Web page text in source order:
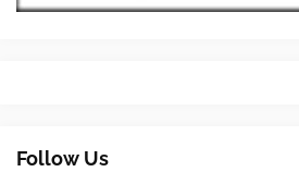
Follow Us